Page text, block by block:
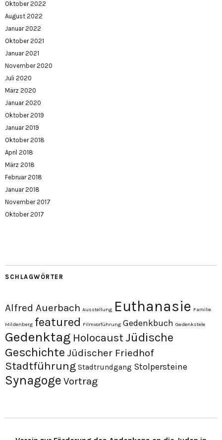
Oktober 2022
August 2022
Januar 2022
Oktober 2021
Januar 2021
November 2020
Juli 2020
März 2020
Januar 2020
Oktober 2019
Januar 2019
Oktober 2018
April 2018
März 2018
Februar 2018
Januar 2018
November 2017
Oktober 2017
SCHLAGWÖRTER
Alfred Auerbach Ausstellung Euthanasie Familie
Mildenberg featured Filmvorführung Gedenkbuch Gedenkstele
Gedenktag HolocaustJüdische
Geschichte Jüdischer Friedhof
Stadtführung Stadtrundgang Stolpersteine
Synagoge Vortrag